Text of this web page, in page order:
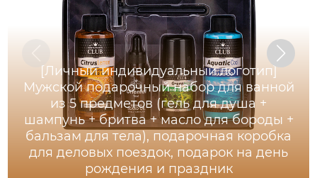
[Личный индивидуальный логотип]
Мужской подарочный набор для ванной
из 5 предметов (гель для душа +
шампунь + бритва + масло для бороды +
бальзам для тела), подарочная коробка
для деловых поездок, подарок на день
рождения и праздник